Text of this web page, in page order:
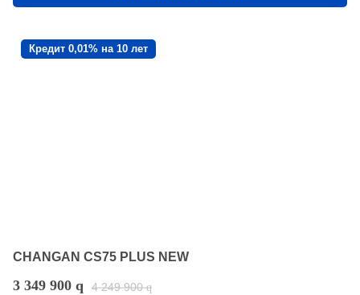
Кредит 0,01% на 10 лет
CHANGAN CS75 PLUS NEW
3 349 900 q 4 249 900 q